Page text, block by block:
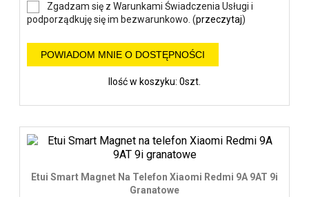
Zgadzam się z Warunkami Świadczenia Usługi i
podporządkuję się im bezwarunkowo. (przeczytaj)
POWIADOM MNIE O DOSTĘPNOŚCI
Ilość w koszyku: 0szt.
Etui Smart Magnet Na Telefon Xiaomi Redmi 9A 9AT 9i
Granatowe